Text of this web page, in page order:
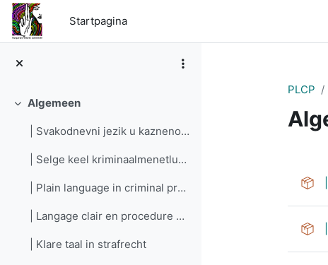
Ga naar hoofdinhoud
Startpagina
Samenklappen
Algemeen
| Svakodnevni jezik u kaznenom postupku
| Selge keel kriminaalmenetluses
| Plain language in criminal procedure
| Langage clair en procedure pénale
| Klare taal in strafrecht
PLCP